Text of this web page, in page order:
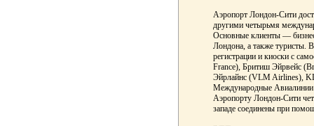
Аэропорт Лондон-Сити
другими четырьмя
Основные клиенты —
Лондона, а также туристы.
регистрации и киоски с
France), Бритиш Эйрвейс
Эйрлайнс (VLM Airlines),
Международные
Аэропорту Лондон-Сити
западе соединены при